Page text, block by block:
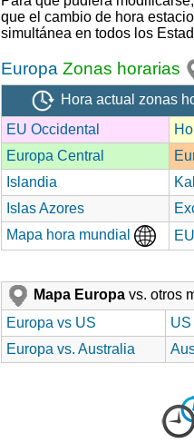
que el cambio de hora
simultánea en todos los
Europa Zonas horarias
Hora actual zonas
EU Occidental
Europa Central
Islandia
Islas Azores
Mapa hora mundial
Mapa Europa vs. otros
Europa vs US
US
Europa vs. Australia